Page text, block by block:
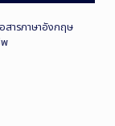
ารภาษาอังกฤษ
พ